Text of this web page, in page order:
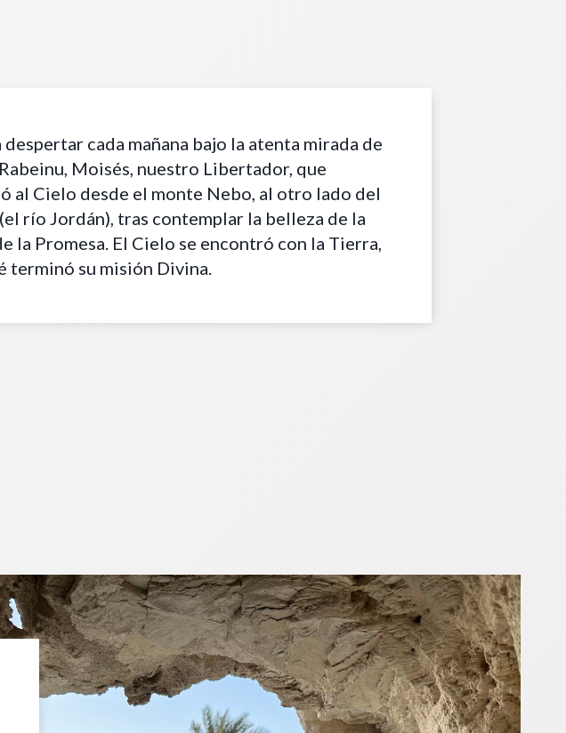
despertar cada mañana bajo la atenta mirada de
Moisés, nuestro Libertador, que
al Cielo desde el monte Nebo, al otro lado del
río Jordán), tras contemplar la belleza de la
la Promesa. El Cielo se encontró con la Tierra,
terminó su misión Divina.